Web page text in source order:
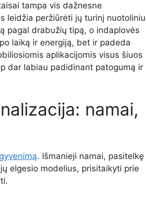
tampa vis dažnesne
leidžia peržiūrėti jų turinį nuotoliniu
pagal drabužių tipą, o indaplovės
laiką ir energiją, bet ir padeda
aplikacijomis visus šiuos
dar labiau padidinant patogumą ir
namai,
. Išmanieji namai, pasitelkę
elgesio modelius, prisitaikyti prie